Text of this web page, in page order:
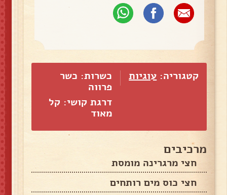
קטגוריה: עוגיות
כשרות: כשר
פרווה
דרגת קושי: קל
מאוד
מרכיבים
חצי מרגרינה מומסת
חצי כוס מים רותחים